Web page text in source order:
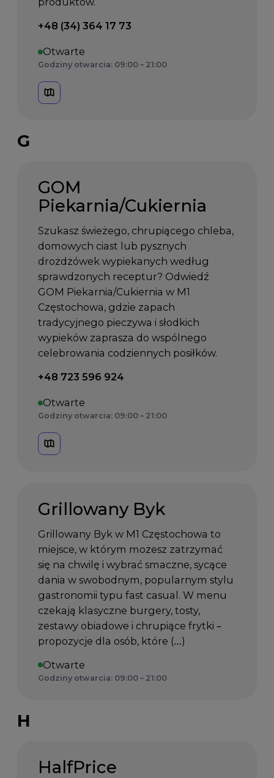
Telefon kontaktowy:
+48 (34) 364 17 73
Otwarte
Godziny otwarcia: 09:00 – 21:00
G
GOM
Piekarnia/Cukiernia
Szukasz świeżego, chrupiącego chleba,
domowych ciast lub pysznych
drożdżówek wypiekanych według
sprawdzonych receptur? Odwiedź
GOM Piekarnia/Cukiernia w M1
Częstochowa, gdzie zapach
tradycyjnego pieczywa i słodkich
wypieków zaprasza do wspólnego
celebrowania codziennych posiłków.
Telefon kontaktowy:
+48 723 596 924
Otwarte
Godziny otwarcia: 09:00 – 21:00
Grillowany Byk
Grillowany Byk w M1 Częstochowa to
miejsce, w którym możesz zatrzymać
się na chwilę i wybrać smaczne, sycące
dania w swobodnym, popularnym stylu
gastronomii typu fast casual. W menu
czekają klasyczne burgery, tosty,
zestawy obiadowe i chrupiące frytki –
propozycje dla osób, które (…)
Otwarte
Godziny otwarcia: 09:00 – 21:00
H
HalfPrice